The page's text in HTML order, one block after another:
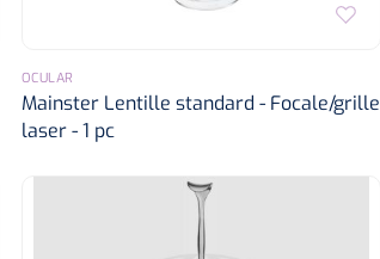
OCULAR
Mainster Lentille standard - Focale/grille
laser - 1 pc